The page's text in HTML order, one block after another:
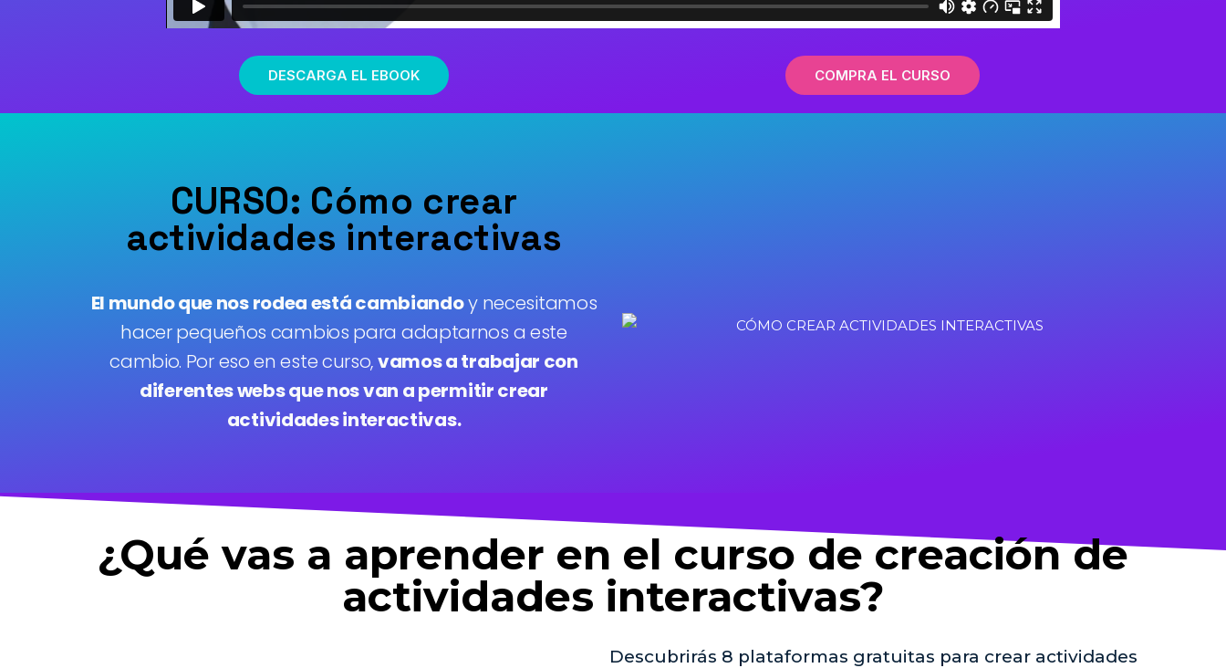
DESCARGA EL EBOOK COMPRA EL CURSO
CURSO: Cómo crear
actividades interactivas
El mundo que nos rodea está cambiandoy necesitamos
hacer pequeños cambios para adaptarnos a este
cambio. Por eso en este curso,vamos a trabajar con
diferentes webs que nos van a permitir crear
actividades interactivas.
¿Qué vas a aprender en el curso de creación de
actividades interactivas?
Descubrirás 8 plataformas gratuitas para crear actividades